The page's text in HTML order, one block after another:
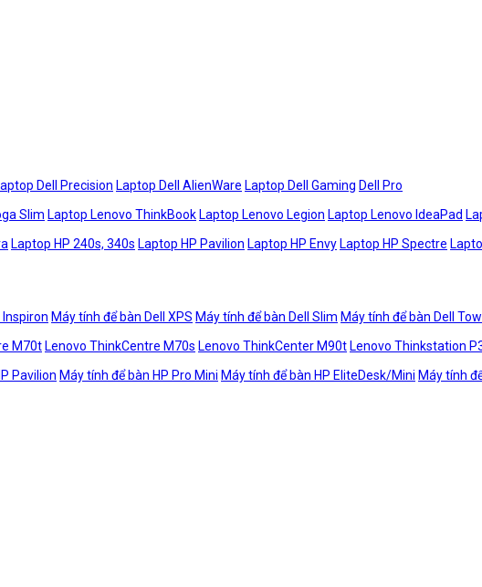
Dell Precision Laptop Dell AlienWare Laptop Dell Gaming Dell Pro
Slim Laptop Lenovo ThinkBook Laptop Lenovo Legion Laptop Lenovo IdeaPad
Laptop HP 240s, 340s Laptop HP Pavilion Laptop HP Envy Laptop HP Spectre
Inspiron Máy tính để bàn Dell XPS Máy tính để bàn Dell Slim Máy tính để bàn Dell
M70t Lenovo ThinkCentre M70s Lenovo ThinkCenter M90t Lenovo Thinkstation
Pavilion Máy tính để bàn HP Pro Mini Máy tính để bàn HP EliteDesk/Mini Máy tính